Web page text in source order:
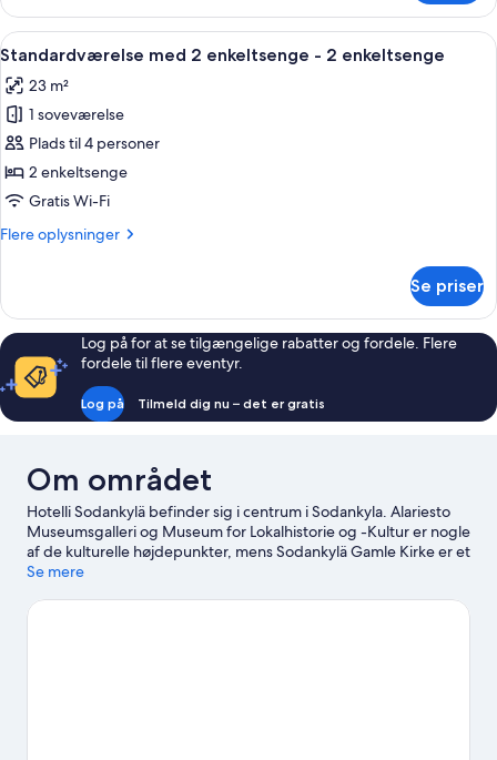
værelse
med
2
Indlæs
alle
billeder
af
Standardværelse
med
2
-
Et moderne hotelværelse med to
9
Standardværelse med 2 enkeltsenge - 2 enkeltsenge
23 m²
1 soveværelse
Plads til 4 personer
2 enkeltsenge
Gratis Wi-Fi
Flere oplysninger
Flere
med
2
enkeltsenge
2
enkeltsenge
Se priser
Log på for at se tilgængelige rabatter og fordele. Flere
fordele til flere eventyr.
Log på Tilmeld dig nu – det er gratis
Om området
Hotelli Sodankylä befinder sig i centrum i Sodankyla. Alariesto
Museumsgalleri og Museum for Lokalhistorie og -Kultur er nogle
af de kulturelle højdepunkter, mens Sodankylä Gamle Kirke er et
andet eksempel på en af områdets seværdigheder. Nyd godt af
glip af mulighederne for skøjteløb og sneskovandring.
Se mere